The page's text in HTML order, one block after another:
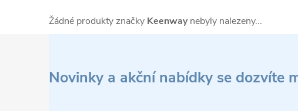
Žádné produkty značky Keenwaynebyly nalezeny...
Novinky a akční nabídky se dozvíte